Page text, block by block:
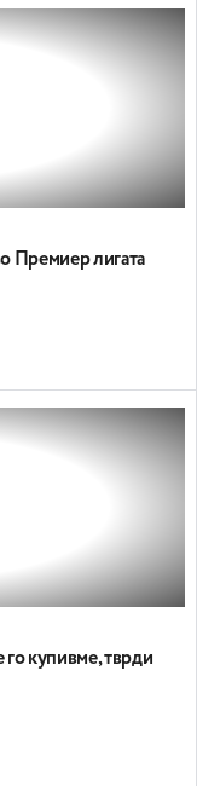
Премиер лигата
го купивме, тврди